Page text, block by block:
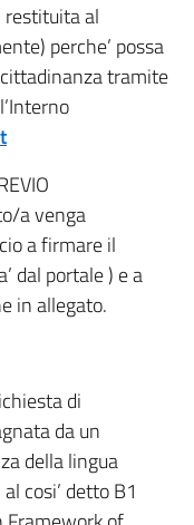
restituita al
perche’ possa
tramite
a venga
a firmare il
dal portale ) e a
in allegato.
di
da un
della lingua
cosi’ detto B1